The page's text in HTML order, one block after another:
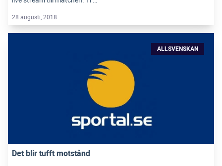
28 augusti, 2018
ALLSVENSKAN
Det blir tufft motstånd